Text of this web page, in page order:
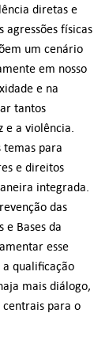
diretas e
agressões físicas
um cenário
em nosso
e na
tantos
e a violência.
temas para
e direitos
integrada.
das
e Bases da
esse
qualificação
mais diálogo,
centrais para o